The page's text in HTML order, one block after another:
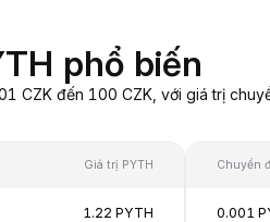
phổ biến
CZK đến 100 CZK, với giá trị
Giá trị PYTH
1.22 PYTH
Chuyển
0.001